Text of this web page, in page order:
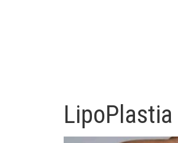
Rinoplastia
LipoPlastia